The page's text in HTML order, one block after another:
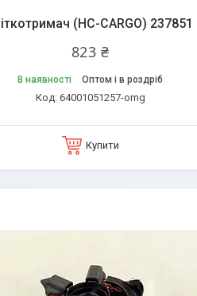
(HC-CARGO) 237851
823 ₴
В наявності Оптом і в роздріб
64001051257-omg
Купити